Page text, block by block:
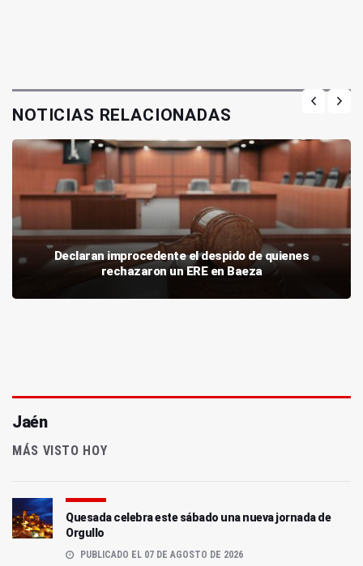
NOTICIAS RELACIONADAS
Declaran improcedente el despido de quienes
rechazaron un ERE en Baeza
Jaén
MÁS VISTO HOY
Quesada celebra este sábado una nueva jornada de
Orgullo
PUBLICADO EL 07 DE AGOSTO DE 2026